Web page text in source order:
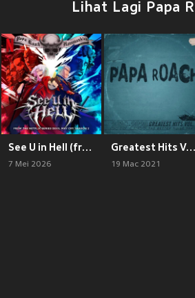
Lihat Lagi Papa
See U in Hell (from the Netflix Series "Devil May Cry") (Explicit)
7 Mei 2026
Greatest Hits Vol.2 The Better Noise Years (Explicit)
19 Mac 2021